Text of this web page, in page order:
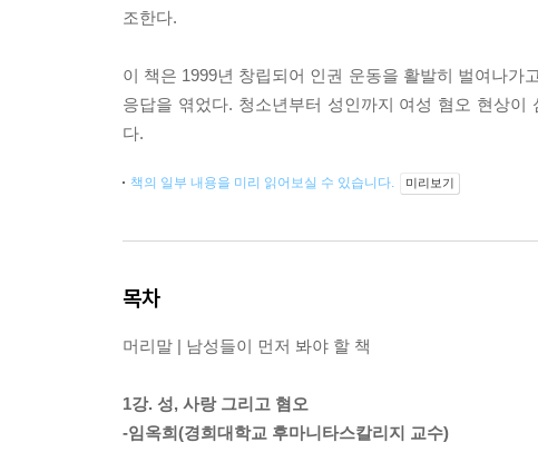
조한다.
이 책은 1999년 창립되어 인권 운동을 활발히 벌여나가
응답을 엮었다. 청소년부터 성인까지 여성 혐오 현상
다.
책의 일부 내용을 미리 읽어보실 수 있습니다. 미리보기
목차
머리말 | 남성들이 먼저 봐야 할 책
1강. 성, 사랑 그리고 혐오
-임옥희(경희대학교 후마니타스칼리지 교수)